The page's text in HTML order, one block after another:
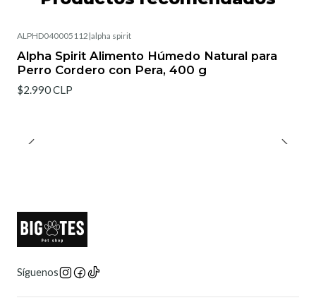
ALPHD040005112 |alpha spirit
Alpha Spirit Alimento Húmedo Natural para
Perro Cordero con Pera, 400 g
$2.990 CLP
Síguenos